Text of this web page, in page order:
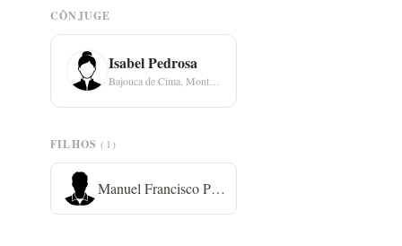
CÔNJUGE
Isabel Pedrosa
FILHOS(1)
Manuel Francisco Pedrosa